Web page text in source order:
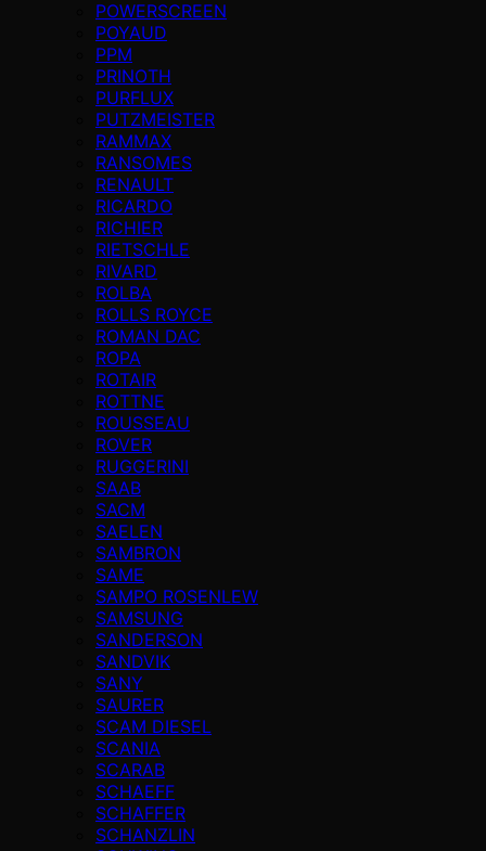
POWERSCREEN
POYAUD
PPM
PRINOTH
PURFLUX
PUTZMEISTER
RAMMAX
RANSOMES
RENAULT
RICARDO
RICHIER
RIETSCHLE
RIVARD
ROLBA
ROLLS ROYCE
ROMAN DAC
ROPA
ROTAIR
ROTTNE
ROUSSEAU
ROVER
RUGGERINI
SAAB
SACM
SAELEN
SAMBRON
SAME
SAMPO ROSENLEW
SAMSUNG
SANDERSON
SANDVIK
SANY
SAURER
SCAM DIESEL
SCANIA
SCARAB
SCHAEFF
SCHAFFER
SCHANZLIN